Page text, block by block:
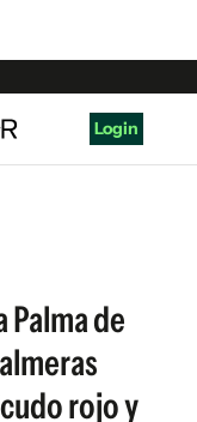
Login
Palma de
rojo y